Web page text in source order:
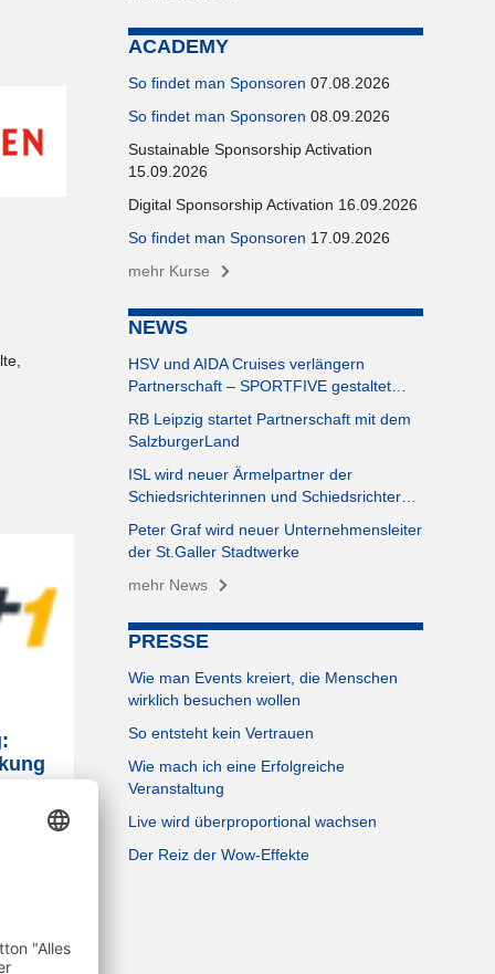
ACADEMY
So findet man Sponsoren 07.08.2026
So findet man Sponsoren 08.09.2026
Sustainable Sponsorship Activation
15.09.2026
Digital Sponsorship Activation 16.09.2026
So findet man Sponsoren 17.09.2026
mehr Kurse
NEWS
HSV und AIDA Cruises verlängern
Partnerschaft – SPORTFIVE gestaltet…
RB Leipzig startet Partnerschaft mit dem
SalzburgerLand
ISL wird neuer Ärmelpartner der
Schiedsrichterinnen und Schiedsrichter…
Peter Graf wird neuer Unternehmensleiter
der St.Galler Stadtwerke
mehr News
PRESSE
Wie man Events kreiert, die Menschen
wirklich besuchen wollen
So entsteht kein Vertrauen
Wie mach ich eine Erfolgreiche
Veranstaltung
Live wird überproportional wachsen
Der Reiz der Wow-Effekte